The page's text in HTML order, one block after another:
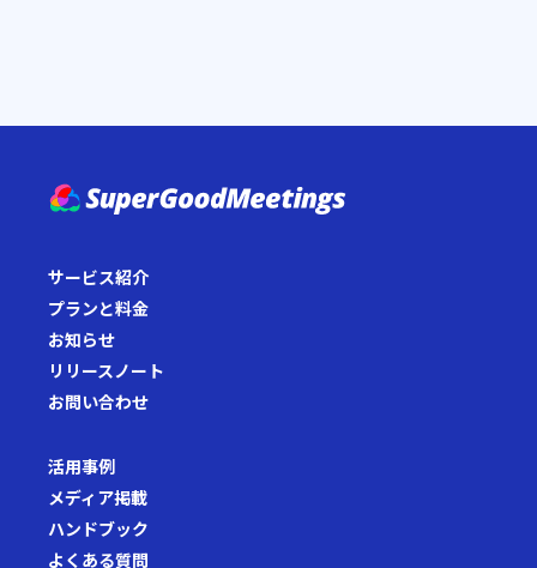
サービス紹介
プランと料金
お知らせ
リリースノート
お問い合わせ
活用事例
メディア掲載
ハンドブック
よくある質問